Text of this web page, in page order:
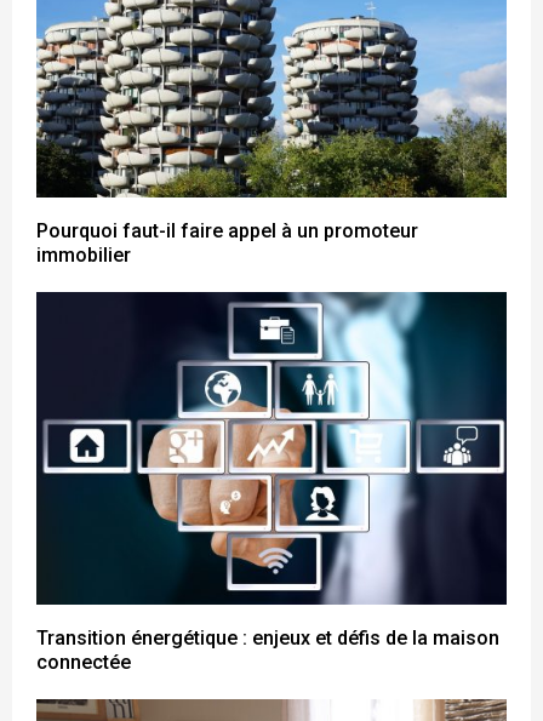
Pourquoi faut-il faire appel à un promoteur
immobilier
Transition énergétique : enjeux et défis de la maison
connectée